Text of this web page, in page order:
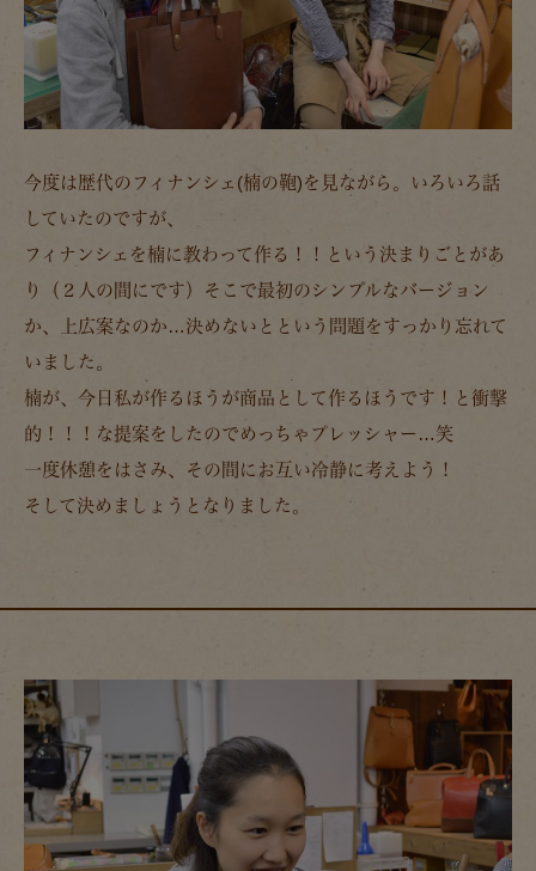
今度は歴代のフィナンシェ(楠の鞄)を見ながら。いろいろ話
していたのですが、
フィナンシェを楠に教わって作る！！という決まりごとがあ
り（２人の間にです）そこで最初のシンプルなバージョン
か、上広案なのか…決めないとという問題をすっかり忘れて
いました。
楠が、今日私が作るほうが商品として作るほうです！と衝撃
的！！！な提案をしたのでめっちゃプレッシャー…笑
一度休憩をはさみ、その間にお互い冷静に考えよう！
そして決めましょうとなりました。